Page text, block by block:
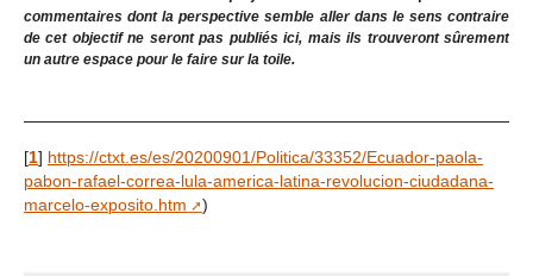
commentaires dont la perspective semble aller dans le sens contraire
de cet objectif ne seront pas publiés ici, mais ils trouveront sûrement
un autre espace pour le faire sur la toile.
[1] https://ctxt.es/es/20200901/Politica/33352/Ecuador-paola-
pabon-rafael-correa-lula-america-latina-revolucion-ciudadana-
marcelo-exposito.htm
)